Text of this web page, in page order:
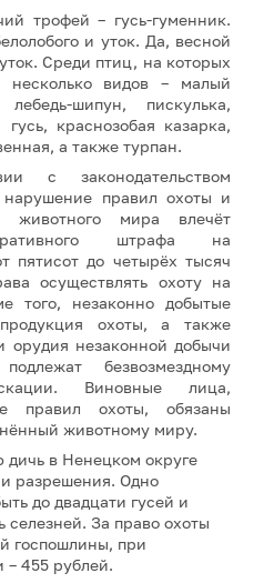
трофей – гусь-гуменник.
и уток. Да, весной
Среди птиц, на которых
несколько видов – малый
шипун, пискулька,
краснозобая казарка,
а также турпан.
с законодательством
правил охоты и
животного мира влечёт
штрафа на
пятисот до четырёх тысяч
осуществлять охоту на
того, незаконно добытые
охоты, а также
орудия незаконной добычи
безвозмездному
Виновные лица,
правил охоты, обязаны
животному миру.
в Ненецком округе
разрешения. Одно
до двадцати гусей и
селезней. За право охоты
госпошлины, при
455 рублей.